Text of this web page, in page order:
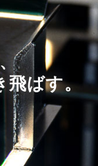
ばす。